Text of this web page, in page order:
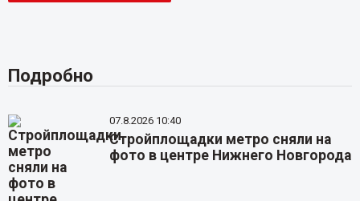
Подробно
07.8.2026 10:40
Стройплощадки метро сняли на
фото в центре Нижнего Новгорода